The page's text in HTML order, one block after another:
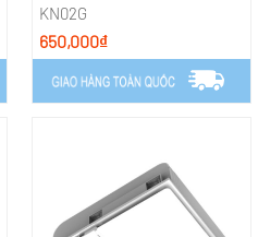
KN02G
650,000₫